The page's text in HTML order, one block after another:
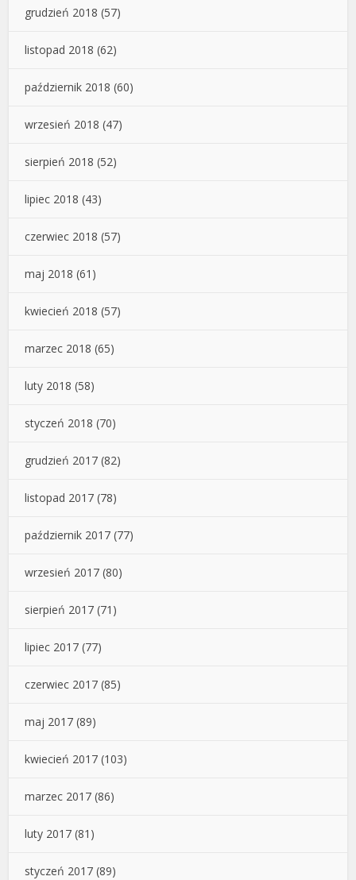
grudzień 2018 (57)
listopad 2018 (62)
październik 2018 (60)
wrzesień 2018 (47)
sierpień 2018 (52)
lipiec 2018 (43)
czerwiec 2018 (57)
maj 2018 (61)
kwiecień 2018 (57)
marzec 2018 (65)
luty 2018 (58)
styczeń 2018 (70)
grudzień 2017 (82)
listopad 2017 (78)
październik 2017 (77)
wrzesień 2017 (80)
sierpień 2017 (71)
lipiec 2017 (77)
czerwiec 2017 (85)
maj 2017 (89)
kwiecień 2017 (103)
marzec 2017 (86)
luty 2017 (81)
styczeń 2017 (89)